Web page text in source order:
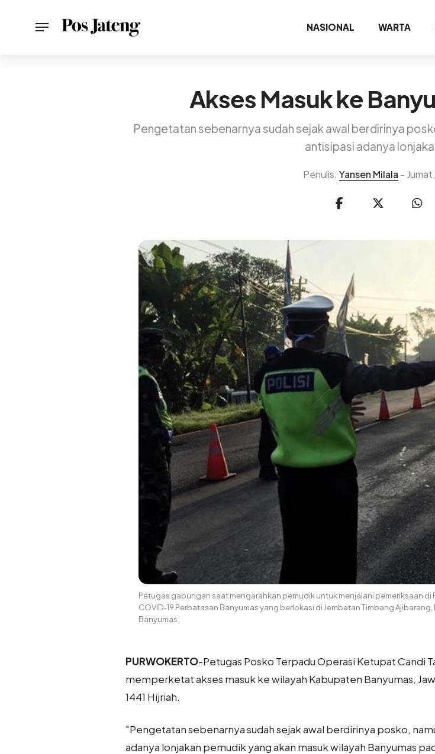
NASIONAL WARTA
Akses Masuk ke
Pengetatan sebenarnya sudah sejak awal berdirinya
antisipasi adanya
Penulis: Yansen Milala -
Petugas gabungan saat mengarahkan pemudik untuk menjalani pemeriksaan
COVID-19 Perbatasan Banyumas yang berlokasi di Jembatan Timbang
Banyumas
PURWOKERTO-Petugas Posko Terpadu Operasi Ketupat Candi
memperketat akses masuk ke wilayah Kabupaten Banyumas,
1441 Hijriah.
"Pengetatan sebenarnya sudah sejak awal berdirinya posko,
adanya lonjakan pemudik yang akan masuk wilayah Banyumas